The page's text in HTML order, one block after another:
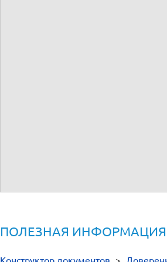
ПОЛЕЗНАЯ ИНФОРМАЦИЯ